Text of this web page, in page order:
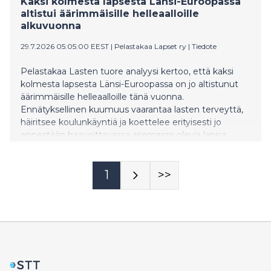
Ruotsin Tråvadissa sijaitsevassa tuotantolaitoksessa.
Yritys valmistaa teollisuuskäyttöön tarkoitettuja taitto-
altistui äärimmäisille helleaalloille
alkuvuonna
29.7.2026 05:05:00 EEST | Pelastakaa Lapset ry | Tiedote
Pelastakaa Lasten tuore analyysi kertoo, että kaksi
kolmesta lapsesta Länsi-Euroopassa on jo altistunut
äärimmäisille helleaalloille tänä vuonna.
Ennätyksellinen kuumuus vaarantaa lasten terveyttä,
häiritsee koulunkäyntiä ja koettelee erityisesti jo
ennestään haavoittavassa asemassa olevia lapsia.
1 >>